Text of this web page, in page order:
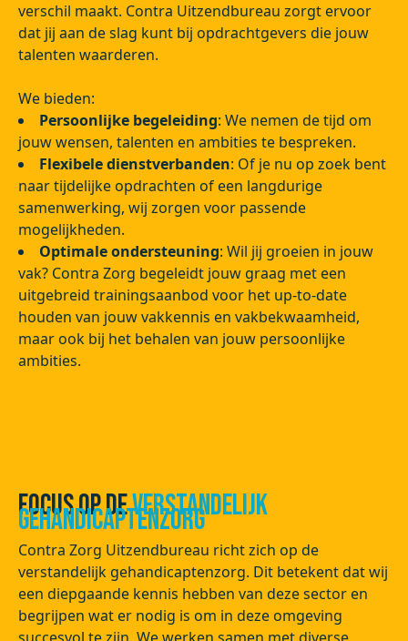
verschil maakt. Contra Uitzendbureau zorgt ervoor
dat jij aan de slag kunt bij opdrachtgevers die jouw
talenten waarderen.
We bieden:
Persoonlijke begeleiding: We nemen de tijd om
jouw wensen, talenten en ambities te bespreken.
Flexibele dienstverbanden: Of je nu op zoek bent
naar tijdelijke opdrachten of een langdurige
samenwerking, wij zorgen voor passende
mogelijkheden.
Optimale ondersteuning: Wil jij groeien in jouw
vak? Contra Zorg begeleidt jouw graag met een
uitgebreid trainingsaanbod voor het up-to-date
houden van jouw vakkennis en vakbekwaamheid,
maar ook bij het behalen van jouw persoonlijke
ambities.
Focus op deVerstandelijk
Gehandicaptenzorg
Contra Zorg Uitzendbureau richt zich op de
verstandelijk gehandicaptenzorg. Dit betekent dat wij
een diepgaande kennis hebben van deze sector en
begrijpen wat er nodig is om in deze omgeving